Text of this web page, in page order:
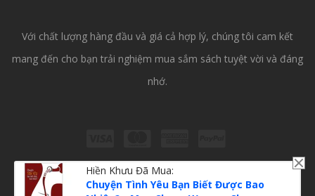
Với chất lượng hàng đầu và giá cả hợp lý, chúng tôi cam kết
mang đến cho bạn trải nghiệm mua sắm sách tuyệt vời và đáng
nhớ.
Copyright © 2023Sách Tiếng ViệtAll Rights Reserved.
Hiền Khưu Đã Mua:
Chuyện Tình Yêu Bạn Biết Được Bao